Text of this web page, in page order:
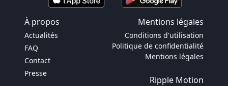
À propos Mentions légales
Actualités
FAQ
Contact
Presse
Conditions d'utilisation
Politique de confidentialité
Mentions légales
Ripple Motion